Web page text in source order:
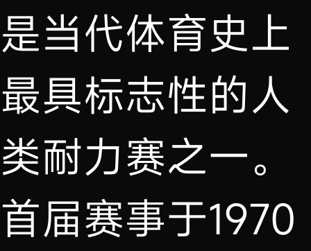
是当代体育史上
最具标志性的人
类耐力赛之一。
首届赛事于1970